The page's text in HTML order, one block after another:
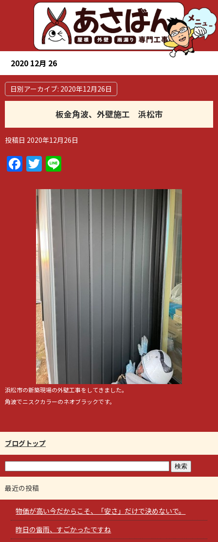
2020 12月 26
日別アーカイブ: 2020年12月26日
板金角波、外壁施工 浜松市
投稿日 2020年12月26日
Facebook
Twitter
浜松市の新築現場の外壁工事をしてきました。
角波でニスクカラーのネオブラックです。
ブログトップ
最近の投稿
物価が高い今だからこそ、「安さ」だけで決めないで。
昨日の雷雨、すごかったですね